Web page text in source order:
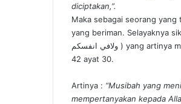
diciptakan,”.
Maka sebagai seorang
yang beriman. Selayaknya
ولافي انفسكم ) yang artinya musibah terhadap diri kalian yakni lapar dan sakit. Allah berfirman dalam Qur’an Surat
42 ayat 30.
Artinya : “Musibah yang
mempertanyakan kepada